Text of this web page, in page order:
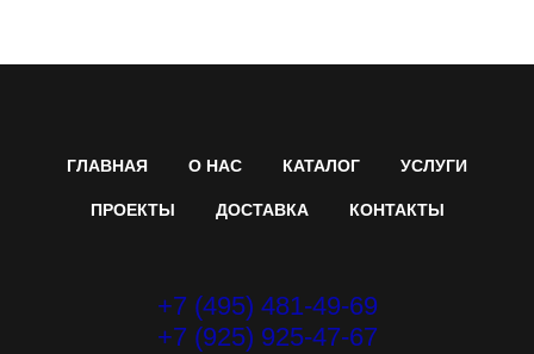
ГЛАВНАЯ О НАС КАТАЛОГ УСЛУГИ
ПРОЕКТЫ ДОСТАВКА КОНТАКТЫ
+7 (495) 481-49-69
+7 (925) 925-47-67